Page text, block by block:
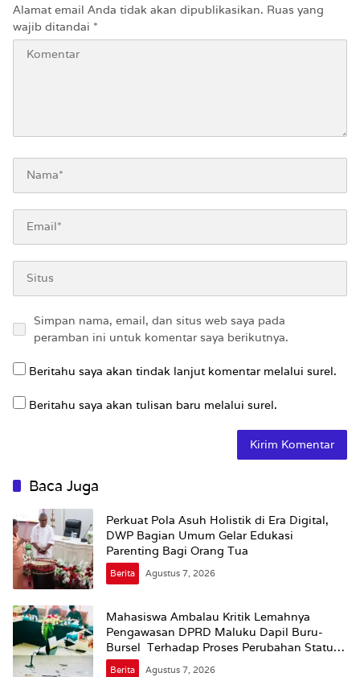
Alamat email Anda tidak akan dipublikasikan. Ruas yang
wajib ditandai *
Simpan nama, email, dan situs web saya pada
peramban ini untuk komentar saya berikutnya.
Beritahu saya akan tindak lanjut komentar melalui surel.
Beritahu saya akan tulisan baru melalui surel.
Baca Juga
Perkuat Pola Asuh Holistik di Era Digital,
DWP Bagian Umum Gelar Edukasi
Parenting Bagi Orang Tua
Berita Agustus 7, 2026
Mahasiswa Ambalau Kritik Lemahnya
Pengawasan DPRD Maluku Dapil Buru-
Bursel Terhadap Proses Perubahan Status
Jalan
Berita Agustus 7, 2026